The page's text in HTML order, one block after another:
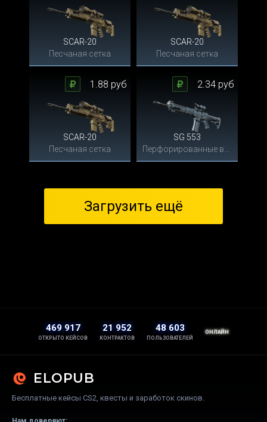
SCAR-20
Песчаная сетка
SCAR-20
Песчаная сетка
SCAR-20
Песчаная сетка
1.88 руб
SG 553
2.34 руб
Загрузить ещё
469 917
ОТКРЫТО КЕЙСОВ
21 952
КОНТРАКТОВ
48 603
ПОЛЬЗОВАТЕЛЕЙ
ОНЛАЙН
ELOPUB
Бесплатные кейсы CS2, квесты и заработок скинов.